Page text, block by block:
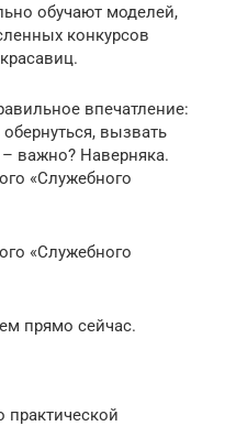
обучают моделей,
конкурсов
впечатление:
вызвать
важно? Наверняка.
«Служебного
«Служебного
прямо сейчас.
практической